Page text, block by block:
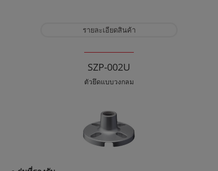
รายละเอียดสินค้า
SZP-002U
ตัวยึดแบบวงกลม